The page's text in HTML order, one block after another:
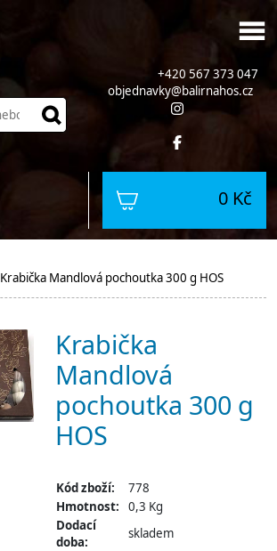
+420 567 373 047
objednavky@balirnahos.cz
0 Kč
Krabička Mandlová pochoutka 300 g HOS
Krabička
Mandlová
pochoutka 300 g
HOS
Kód zboží:
778
Hmotnost:
0,3 Kg
Dodací
doba:
skladem